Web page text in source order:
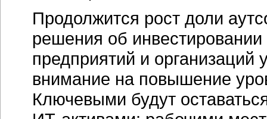
Продолжится рост доли
решения об
предприятий и
внимание на повышение
Ключевыми будут